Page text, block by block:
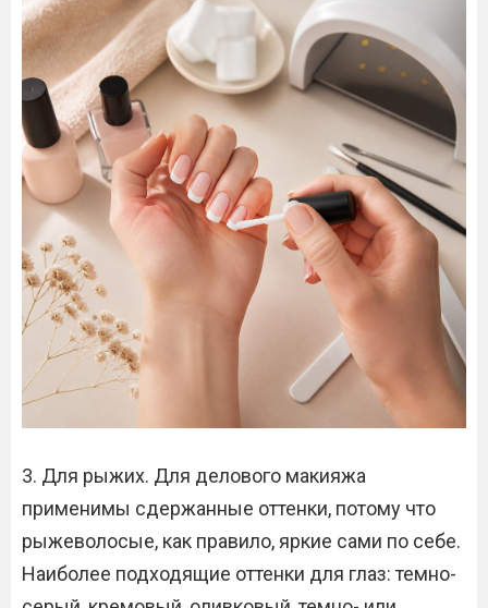
3. Для рыжих. Для делового макияжа
применимы сдержанные оттенки, потому что
рыжеволосые, как правило, яркие сами по себе.
Наиболее подходящие оттенки для глаз: темно-